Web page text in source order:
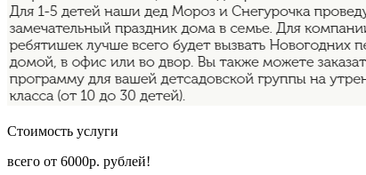
Стоимость услуги
всего от 6000р. рублей!